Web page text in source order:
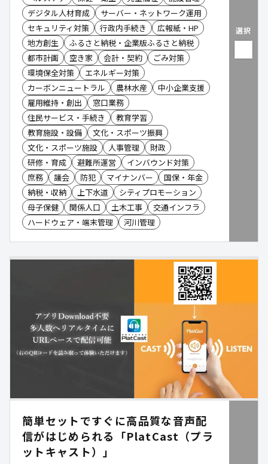
デジタル人材育成
サーバー・ネットワーク運用
セキュリティ対策
行政内手続き
広報紙・HP
地方創生
ふるさと納税・企業版ふるさと納税
都市計画
空き家 会計・契約
ごみ対策
環境保全対策
エネルギー対策
カーボンニュートラル
農林水産
中小企業支援
雇用維持・創出
窓口業務
住民サービス・手続き
教育学習
教育施設・設備
文化・スポーツ振興
文化・スポーツ施設
人事管理
財政
研修・育成
避難所運営
インバウンド対策
庶務
議会 防犯 マイナンバー
国保・年金
納税・収納
上下水道
シティプロモーション
母子保健
関係人口 土木工事
交通インフラ
ハードウェア・端末管理
河川管理
選択
簡単セットですぐに高品質な音声配
信がはじめられる「PlatCast（プラ
ットキャスト）」